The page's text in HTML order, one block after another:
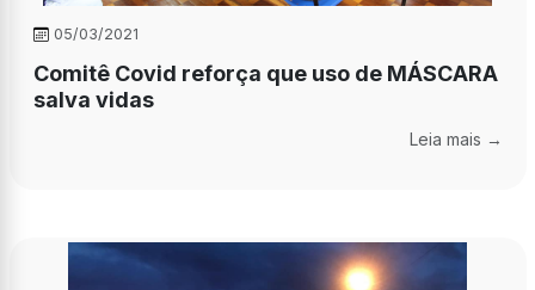
05/03/2021
Comitê Covid reforça que uso de MÁSCARA
salva vidas
Leia mais →